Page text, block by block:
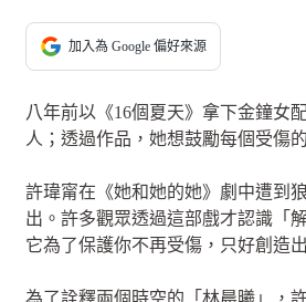
加入為 Google 偏好來源
八年前以《16個夏天》拿下金鐘女
人；透過作品，她想鼓勵每個受傷
許瑋甯在《她和她的她》劇中遭到
出。許多觀眾透過這部戲才認識「
它為了保護你不再受傷，只好創造
為了詮釋兩個時空的「林晨曦」，